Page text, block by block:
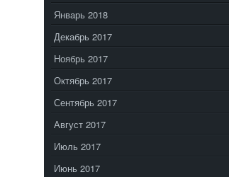
Январь 2018
Декабрь 2017
Ноябрь 2017
Октябрь 2017
Сентябрь 2017
Август 2017
Июль 2017
Июнь 2017